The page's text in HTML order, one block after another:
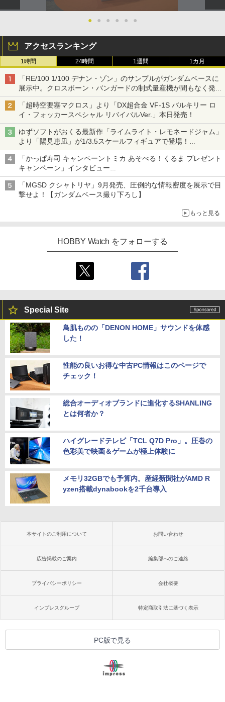
● ● ● ● ● ●
アクセスランキング
1時間 24時間 1週間 1カ月
「RE/100 1/100 デナン・ゾン」のサンプルがガンダムベースに
展示中。クロスボーン・バンガードの制式量産機が間もなく発送
【ガンダムベース撮り下ろし】
「超時空要塞マクロス」より「DX超合金 VF-1S バルキリー ロ
イ・フォッカースペシャル リバイバルVer.」本日発売！
ゆずソフトがおくる最新作「ライムライト・レモネードジャム」
より「陽見恵凪」が1/3.5スケールフィギュアで登場！
メガネ姿も表現できるオプションパーツが付属
「かっぱ寿司 キャンペーントミカ あそべる！くるま プレゼント
キャンペーン」インタビュー
子どもが楽しめるかっぱ寿司ならではの体験とコラボの楽しさを
追求
「MGSD クシャトリヤ」9月発売、圧倒的な情報密度を展示で目
撃せよ！【ガンダムベース撮り下ろし】
もっと見る
HOBBY Watch をフォローする
Special Site
鳥肌ものの「DENON HOME」サウンドを体感
した！
性能の良いお得な中古PC情報はこのページで
チェック！
総合オーディオブランドに進化するSHANLING
とは何者か？
ハイグレードテレビ「TCL Q7D Pro」。圧巻の
色彩美で映画＆ゲームが極上体験に
メモリ32GBでも予算内。産経新聞社がAMD R
yzen搭載dynabookを2千台導入
本サイトのご利用について お問い合わせ
広告掲載のご案内 編集部へのご連絡
プライバシーポリシー 会社概要
インプレスグループ 特定商取引法に基づく表示
PC版で見る